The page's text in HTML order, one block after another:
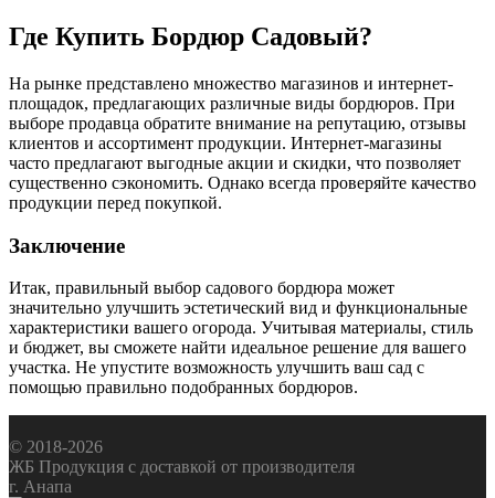
Где Купить Бордюр Садовый?
На рынке представлено множество магазинов и интернет-
площадок, предлагающих различные виды бордюров. При
выборе продавца обратите внимание на репутацию, отзывы
клиентов и ассортимент продукции. Интернет-магазины
часто предлагают выгодные акции и скидки, что позволяет
существенно сэкономить. Однако всегда проверяйте качество
продукции перед покупкой.
Заключение
Итак, правильный выбор садового бордюра может
значительно улучшить эстетический вид и функциональные
характеристики вашего огорода. Учитывая материалы, стиль
и бюджет, вы сможете найти идеальное решение для вашего
участка. Не упустите возможность улучшить ваш сад с
помощью правильно подобранных бордюров.
© 2018-2026
ЖБ Продукция с доставкой от производителя
г. Анапа